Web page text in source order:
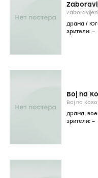
драма /
зрители: –
Boj na
драма,
зрители: –